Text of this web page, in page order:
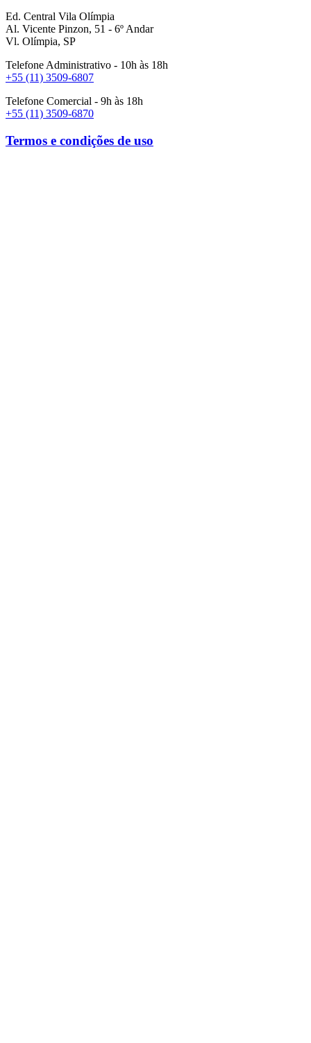
Ed. Central Vila Olímpia
Al. Vicente Pinzon, 51 - 6º Andar
Vl. Olímpia, SP
Telefone Administrativo - 10h às 18h
+55 (11) 3509-6807
Telefone Comercial - 9h às 18h
+55 (11) 3509-6870
Termos e condições de uso